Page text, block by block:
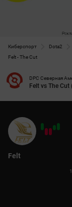
Киберспорт Dota2
Felt - The Cut
DPC Северная
Felt vs The Cut
Felt